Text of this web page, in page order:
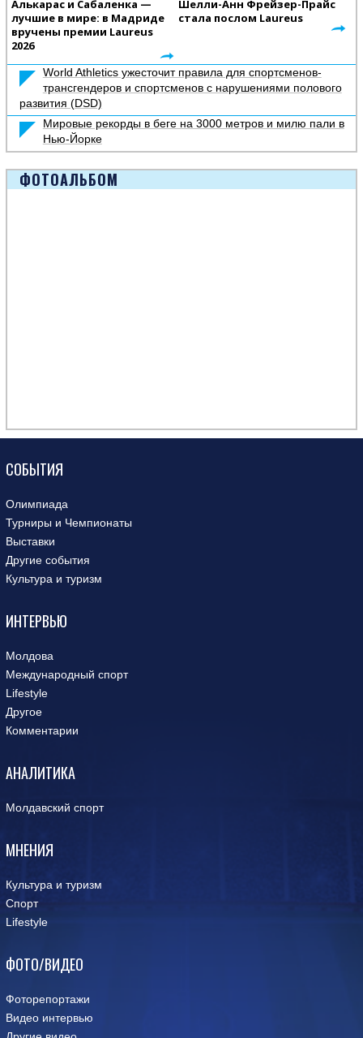
Алькарас и Сабаленка —
лучшие в мире: в Мадриде
вручены премии Laureus
2026
Шелли-Анн Фрейзер-Прайс
стала послом Laureus
World Athletics ужесточит правила для спортсменов-
трансгендеров и спортсменов с нарушениями полового
развития (DSD)
Мировые рекорды в беге на 3000 метров и милю пали в
Нью-Йорке
ФОТОАЛЬБОМ
СОБЫТИЯ
Олимпиада
Турниры и Чемпионаты
Выставки
Другие события
Культура и туризм
ИНТЕРВЬЮ
Молдова
Международный спорт
Lifestyle
Другое
Комментарии
АНАЛИТИКА
Молдавский спорт
МНЕНИЯ
Культура и туризм
Спорт
Lifestyle
ФОТО/ВИДЕО
Фоторепортажи
Видео интервью